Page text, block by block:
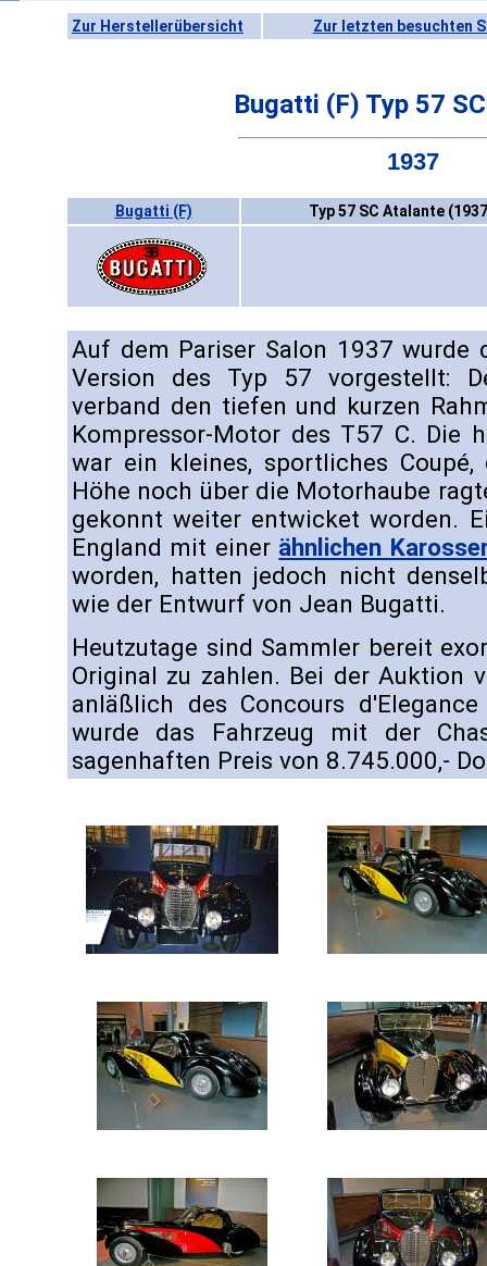
Zur Herstellerübersicht Zur letzten besuchten
Bugatti (F) Typ 57
1937
Bugatti (F) Typ 57 SC Atalante
Auf dem Pariser Salon 1937 wurde
Version des Typ 57 vorgestellt:
verband den tiefen und kurzen
Kompressor-Motor des T57 C. Die
war ein kleines, sportliches
Höhe noch über die Motorhaube
gekonnt weiter entwicket worden.
England mit einer ähnlichen
worden, hatten jedoch nicht
wie der Entwurf von Jean Bugatti.
Heutzutage sind Sammler bereit
Original zu zahlen. Bei der Auktion
anläßlich des Concours
wurde das Fahrzeug mit der
sagenhaften Preis von 8.745.000,-